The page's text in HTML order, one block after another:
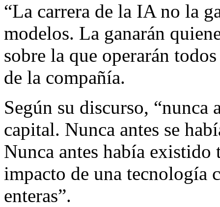
“La carrera de la IA no la
modelos. La ganarán
sobre la que operarán
de la compañía.
Según su discurso, “nunca
capital. Nunca antes se
Nunca antes había existido
impacto de una tecnología
enteras”.